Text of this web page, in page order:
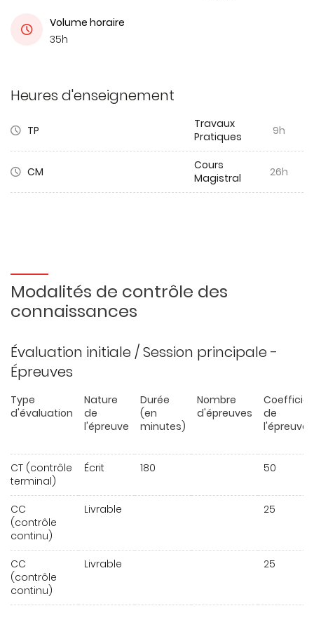
Volume horaire
35h
Heures d'enseignement
TP
Travaux
Pratiques
9h
CM
Cours
Magistral
26h
Modalités de contrôle des
connaissances
Évaluation initiale / Session principale -
Épreuves
Type
d'évaluation
Nature
de
l'épreuve
Durée
(en
minutes)
Nombre
d'épreuves
de
l'épreuve
CT (contrôle
terminal)
Écrit 180 50
CC
(contrôle
continu)
Livrable 25
CC
(contrôle
continu)
Livrable 25